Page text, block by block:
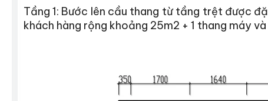
Tầng 1: Bước lên cầu thang từ tầng trệt được
khách hàng rộng khoảng 25m2 + 1 thang máy